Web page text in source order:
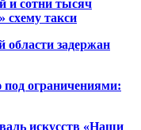
и сотни тысяч
схему такси
области задержан
под ограничениями:
искусств «Наши